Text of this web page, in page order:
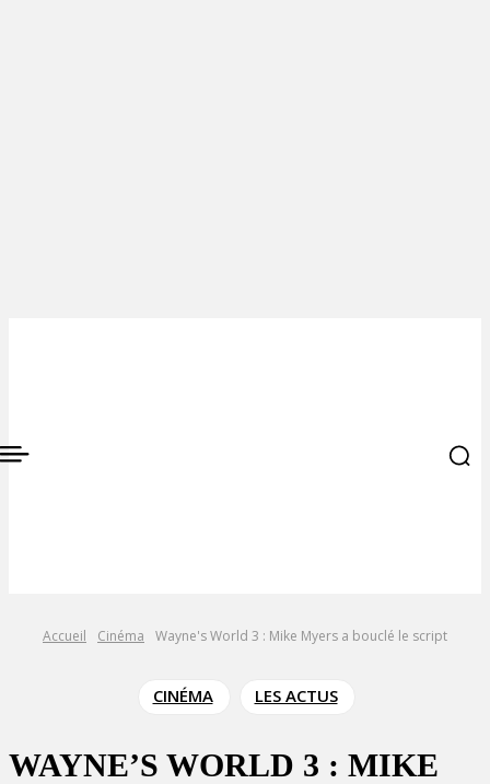
Accueil Cinéma Wayne's World 3 : Mike Myers a bouclé le script
CINÉMA LES ACTUS
WAYNE’S WORLD 3 : MIKE